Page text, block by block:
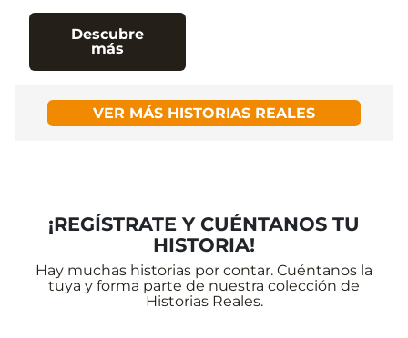
Descubre
más
VER MÁS HISTORIAS REALES
¡REGÍSTRATE Y CUÉNTANOS TU
HISTORIA!
Hay muchas historias por contar. Cuéntanos la
tuya y forma parte de nuestra colección de
Historias Reales.